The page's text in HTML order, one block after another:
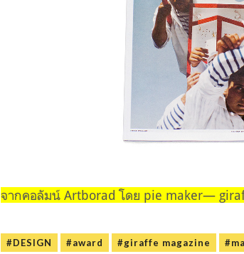
จากคอลัมน์ Artborad โดย pie maker—
#DESIGN #award #giraffe magazine